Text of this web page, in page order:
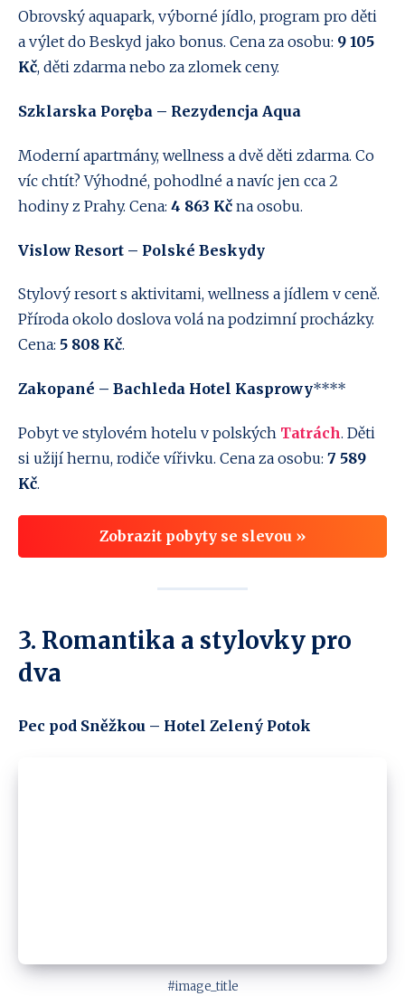
Obrovský aquapark, výborné jídlo, program pro děti
a výlet do Beskyd jako bonus. Cena za osobu: 9 105
Kč, děti zdarma nebo za zlomek ceny.
Szklarska Poręba – Rezydencja Aqua
Moderní apartmány, wellness a dvě děti zdarma. Co
víc chtít? Výhodné, pohodlné a navíc jen cca 2
hodiny z Prahy. Cena: 4 863 Kč na osobu.
Vislow Resort – Polské Beskydy
Stylový resort s aktivitami, wellness a jídlem v ceně.
Příroda okolo doslova volá na podzimní procházky.
Cena: 5 808 Kč.
Zakopané – Bachleda Hotel Kasprowy****
Pobyt ve stylovém hotelu v polských Tatrách. Děti
si užijí hernu, rodiče vířivku. Cena za osobu: 7 589
Kč.
Zobrazit pobyty se slevou »
3. Romantika a stylovky pro
dva
Pec pod Sněžkou – Hotel Zelený Potok
#image_title